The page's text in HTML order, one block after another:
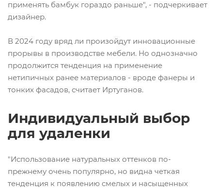
применять бамбук гораздо раньше", - подчеркивает
дизайнер.
В 2024 году вряд ли произойдут инновационные
прорывы в производстве мебели. Но однозначно
продолжится тенденция на применение
нетипичных ранее материалов - вроде фанеры и
тонких фасадов, считает Иртуганов.
Индивидуальный выбор
для удаленки
"Использование натуральных оттенков по-
прежнему очень популярно, но видна четкая
тенденция к появлению смелых и насыщенных